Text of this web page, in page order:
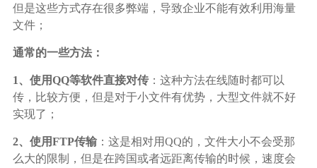
基因行业
汽车行业
生产制造业
IT互联网行业
但是这些方式存在很多弊端，导致企业不能有效利用海量
文件；
通常的一些方法：
1、使用QQ等软件直接对传：这种方法在线随时都可以
传，比较方便，但是对于小文件有优势，大型文件就不好
实现了；
2、使用FTP传输：这是相对用QQ的，文件大小不会受那
么大的限制，但是在跨国或者远距离传输的时候，速度会